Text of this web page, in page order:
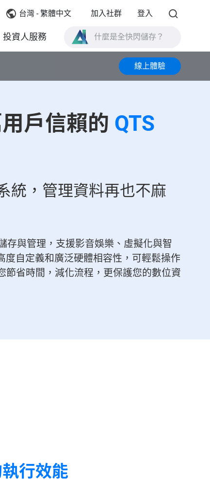
台灣 - 繁體中文 加入社群 登入
投資人服務 什麼是全快閃儲存？
什麼是 High Availability ？
TVS-AIh1688ATX 產品規格？
線上體驗
戶信賴的 QTS
統，管理資料再也不麻
存與管理，支援影音娛樂、虛擬化與智
度自定義和廣泛硬體相容性，可輕鬆操作
節省時間，減化流程，更保護您的數位資
行效能